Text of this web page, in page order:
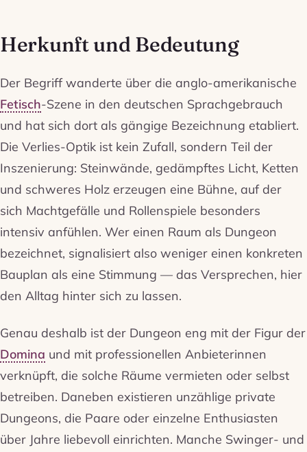
Herkunft und Bedeutung
Der Begriff wanderte über die anglo-amerikanische
Fetisch-Szene in den deutschen Sprachgebrauch
und hat sich dort als gängige Bezeichnung etabliert.
Die Verlies-Optik ist kein Zufall, sondern Teil der
Inszenierung: Steinwände, gedämpftes Licht, Ketten
und schweres Holz erzeugen eine Bühne, auf der
sich Machtgefälle und Rollenspiele besonders
intensiv anfühlen. Wer einen Raum als Dungeon
bezeichnet, signalisiert also weniger einen konkreten
Bauplan als eine Stimmung — das Versprechen, hier
den Alltag hinter sich zu lassen.
Genau deshalb ist der Dungeon eng mit der Figur der
Domina und mit professionellen Anbieterinnen
verknüpft, die solche Räume vermieten oder selbst
betreiben. Daneben existieren unzählige private
Dungeons, die Paare oder einzelne Enthusiasten
über Jahre liebevoll einrichten. Manche Swinger- und